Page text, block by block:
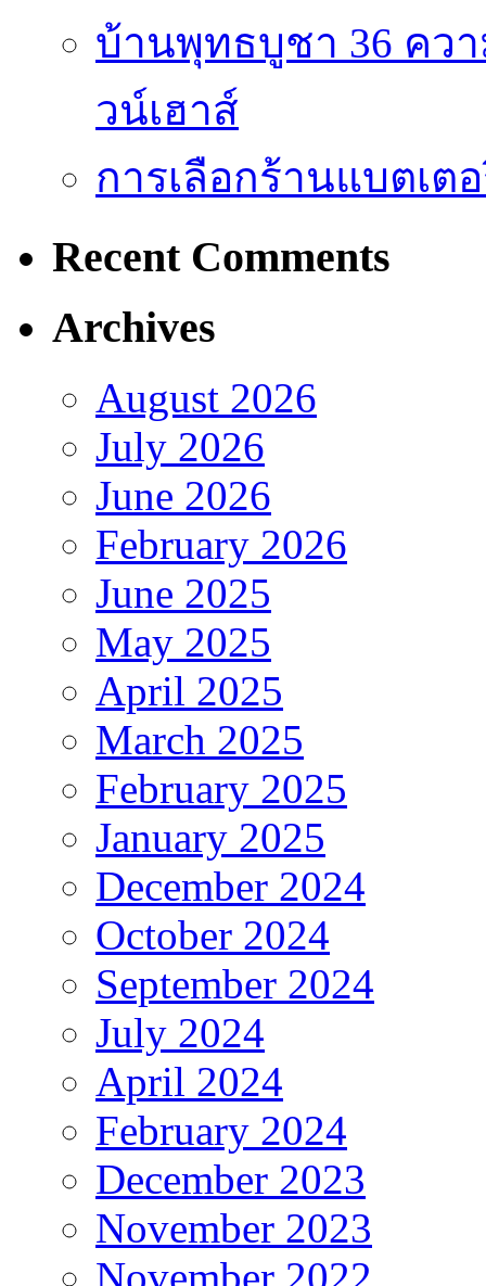
บ้านพุทธบูชา 36 คว
วน์เฮาส์
การเลือกร้านแบตเต
Recent Comments
Archives
August 2026
July 2026
June 2026
February 2026
June 2025
May 2025
April 2025
March 2025
February 2025
January 2025
December 2024
October 2024
September 2024
July 2024
April 2024
February 2024
December 2023
November 2023